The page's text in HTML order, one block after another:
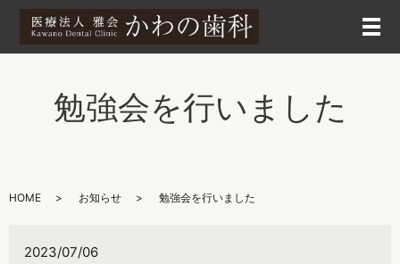
メ
勉強会を行いました
HOME お知らせ 勉強会を行いました
2023/07/06